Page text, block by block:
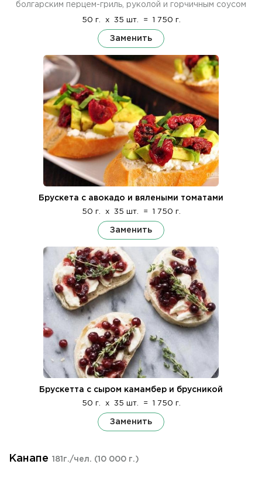
болгарским перцем-гриль, руколой и горчичным соусом
50 г. x 35 шт. = 1 750 г.
Заменить
Брускета с авокадо и вялеными томатами
50 г. x 35 шт. = 1 750 г.
Заменить
Брускетта с сыром камамбер и брусникой
50 г. x 35 шт. = 1 750 г.
Заменить
Канапе 181г./чел. (10 000 г.)